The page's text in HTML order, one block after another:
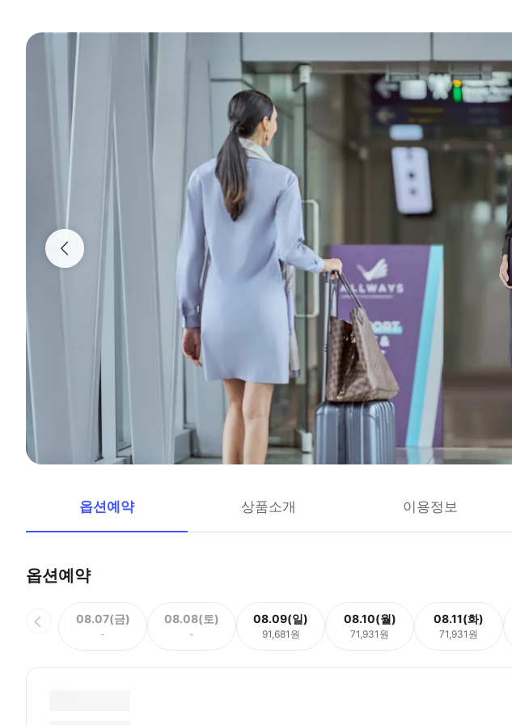
옵션예약 상품소개 이용정보
옵션예약
08.07(금)
-
08.08(토)
-
08.09(일)
91,681원
08.10(월)
71,931원
08.11(화)
71,931원